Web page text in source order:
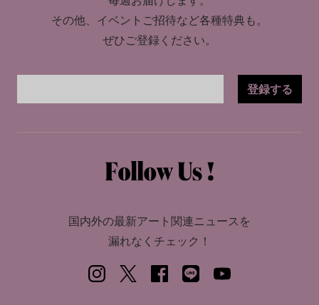
その他、イベントご招待など各種特典も。
ぜひご登録ください。
登録する
国内外の最新アート関連ニュースを
漏れなくチェック！